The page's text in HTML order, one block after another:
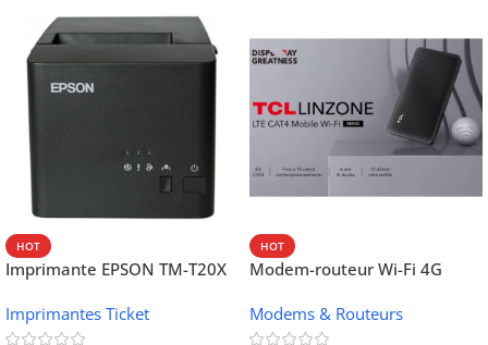
HOT
Imprimante EPSON TM-T20X
Ethernet
Imprimantes Ticket
HOT
Modem-routeur Wi-Fi 4G
Modems & Routeurs